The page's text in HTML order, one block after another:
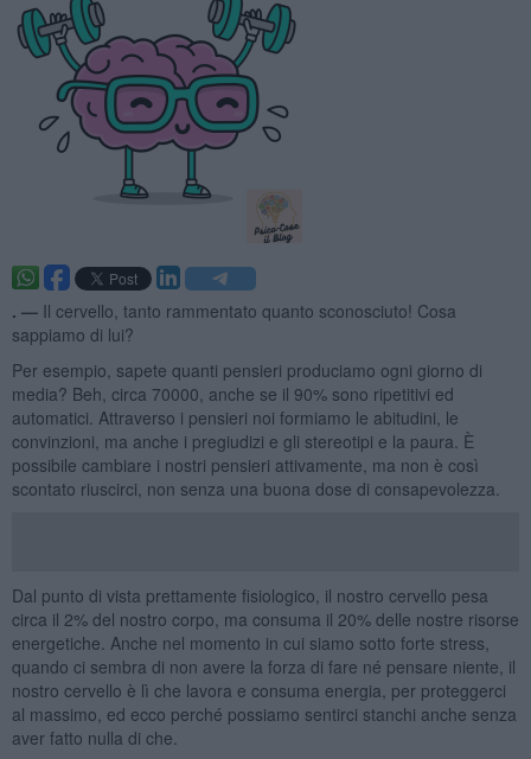
. — Il cervello, tanto rammentato quanto sconosciuto! Cosa
sappiamo di lui?
Per esempio, sapete quanti pensieri produciamo ogni giorno di
media? Beh, circa 70000, anche se il 90% sono ripetitivi ed
automatici. Attraverso i pensieri noi formiamo le abitudini, le
convinzioni, ma anche i pregiudizi e gli stereotipi e la paura. È
possibile cambiare i nostri pensieri attivamente, ma non è così
scontato riuscirci, non senza una buona dose di consapevolezza.
Dal punto di vista prettamente fisiologico, il nostro cervello pesa
circa il 2% del nostro corpo, ma consuma il 20% delle nostre risorse
energetiche. Anche nel momento in cui siamo sotto forte stress,
quando ci sembra di non avere la forza di fare né pensare niente, il
nostro cervello è lì che lavora e consuma energia, per proteggerci
al massimo, ed ecco perché possiamo sentirci stanchi anche senza
aver fatto nulla di che.